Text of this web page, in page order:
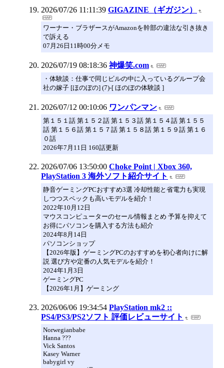
2026/07/26 11:11:39 GIGAZINE（ギガジン）
ワーナー・ブラザースがAmazonを幹部の違法な引き抜き
で訴える
07月26日11時00分メモ
2026/07/19 08:18:36 神爆笑.com
・体験談：仕事で同じビルの中に入っているグループ会
社の嫁子 [ほのぼの] (7)-[ ほのぼの体験談 ]
2026/07/12 00:10:06 ワンパンマン
第１５１話 第１５２話 第１５３話 第１５４話 第１５５
話 第１５６話 第１５７話 第１５８話 第１５９話 第１６
０話
2026年7月11日 160話更新
2026/07/06 13:50:00 Choke Point | Xbox 360,
PlayStation 3 海外ソフト紹介サイト
静音ゲーミングPCおすすめ3選 冷却性能と省電力も実現
しつつスペックも高いモデルを紹介！
2022年10月12日
マウスコンピューターのセール情報まとめ 予算を抑えて
お得にパソコンを購入する方法も紹介
2024年8月14日
パソコンショップ
【2026年版】ゲーミングPCのおすすめを初心者向けに解
説 選び方や定番の人気モデルを紹介！
2024年1月3日
ゲーミングPC
【2026年1月】ゲーミング
2026/06/06 19:34:54 PlayStation mk2 ::
PS4/PS3/PS2ソフト 評価レビューサイト
Norwegianbabe
Hanna ???
Vick Santos
Kasey Warner
babygirl vy